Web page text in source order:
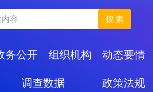
搜 索
务公开 组织机构 动态要情
调查数据 政策法规